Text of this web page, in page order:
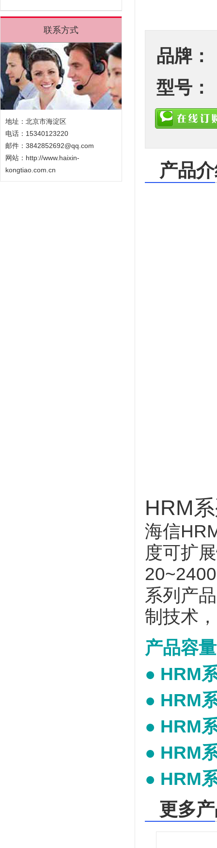
联系方式
地址：北京市海淀区
电话：15340123220
邮件：3842852692@qq.com
网站： http://www.haixin-
kongtiao.com.cn
品牌：
型号：
产品
HRM
海信
度可扩
系列产
制技术
产品容
● HRM
● HRM
● HRM
● HRM
● HRM
更多